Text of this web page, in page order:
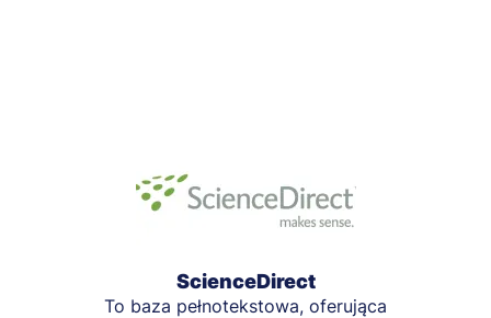
ScienceDirect
To baza pełnotekstowa, oferująca